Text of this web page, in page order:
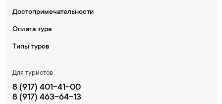
Достопримечательности
Оплата тура
Типы туров
Для туристов
8 (917) 401-41-00
8 (917) 463-64-13